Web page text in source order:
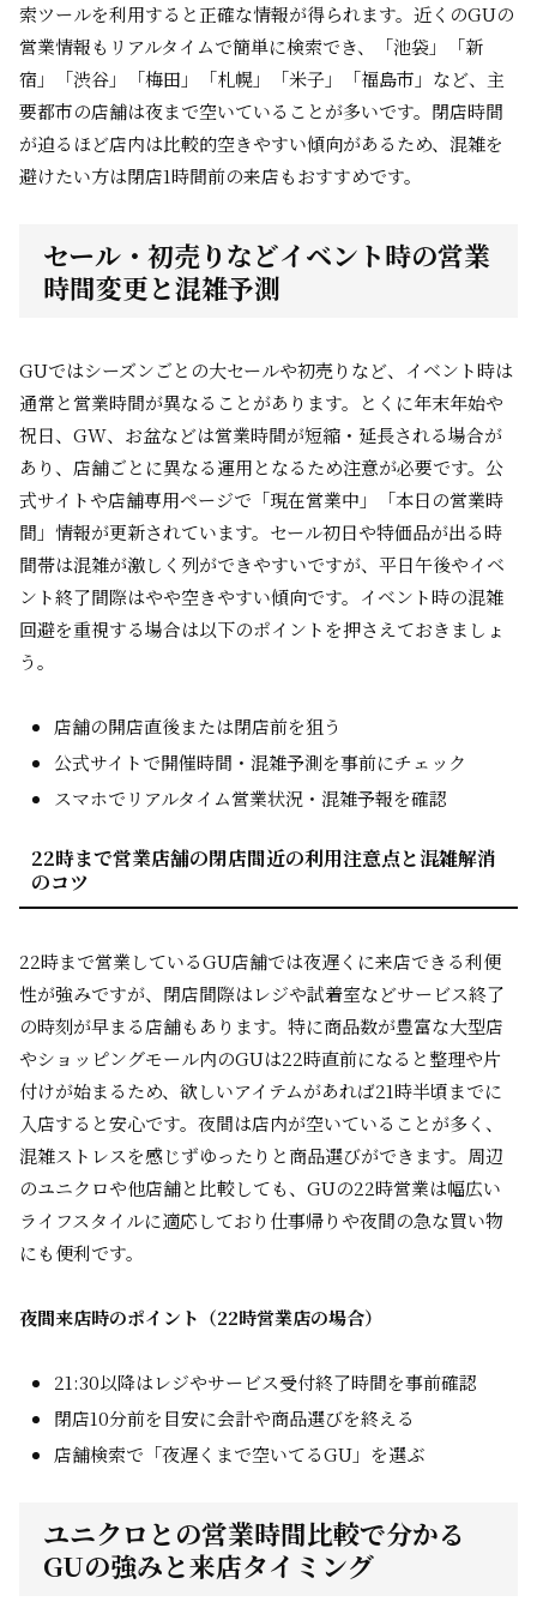
索ツールを利用すると正確な情報が得られます。近くのGUの
営業情報もリアルタイムで簡単に検索でき、「池袋」「新
宿」「渋谷」「梅田」「札幌」「米子」「福島市」など、主
要都市の店舗は夜まで空いていることが多いです。閉店時間
が迫るほど店内は比較的空きやすい傾向があるため、混雑を
避けたい方は閉店1時間前の来店もおすすめです。
セール・初売りなどイベント時の営業
時間変更と混雑予測
GUではシーズンごとの大セールや初売りなど、イベント時は
通常と営業時間が異なることがあります。とくに年末年始や
祝日、GW、お盆などは営業時間が短縮・延長される場合が
あり、店舗ごとに異なる運用となるため注意が必要です。公
式サイトや店舗専用ページで「現在営業中」「本日の営業時
間」情報が更新されています。セール初日や特価品が出る時
間帯は混雑が激しく列ができやすいですが、平日午後やイベ
ント終了間際はやや空きやすい傾向です。イベント時の混雑
回避を重視する場合は以下のポイントを押さえておきましょ
う。
店舗の開店直後または閉店前を狙う
公式サイトで開催時間・混雑予測を事前にチェック
スマホでリアルタイム営業状況・混雑予報を確認
22時まで営業店舗の閉店間近の利用注意点と混雑解消
のコツ
22時まで営業しているGU店舗では夜遅くに来店できる利便
性が強みですが、閉店間際はレジや試着室などサービス終了
の時刻が早まる店舗もあります。特に商品数が豊富な大型店
やショッピングモール内のGUは22時直前になると整理や片
付けが始まるため、欲しいアイテムがあれば21時半頃までに
入店すると安心です。夜間は店内が空いていることが多く、
混雑ストレスを感じずゆったりと商品選びができます。周辺
のユニクロや他店舗と比較しても、GUの22時営業は幅広い
ライフスタイルに適応しており仕事帰りや夜間の急な買い物
にも便利です。
夜間来店時のポイント（22時営業店の場合）
21:30以降はレジやサービス受付終了時間を事前確認
閉店10分前を目安に会計や商品選びを終える
店舗検索で「夜遅くまで空いてるGU」を選ぶ
ユニクロとの営業時間比較で分かる
GUの強みと来店タイミング